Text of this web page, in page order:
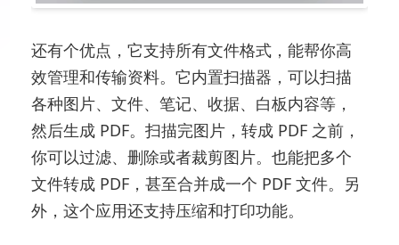
还有个优点，它支持所有文件格式，能帮你高
效管理和传输资料。它内置扫描器，可以扫描
各种图片、文件、笔记、收据、白板内容等，
然后生成 PDF。扫描完图片，转成 PDF 之前，
你可以过滤、删除或者裁剪图片。也能把多个
文件转成 PDF，甚至合并成一个 PDF 文件。另
外，这个应用还支持压缩和打印功能。